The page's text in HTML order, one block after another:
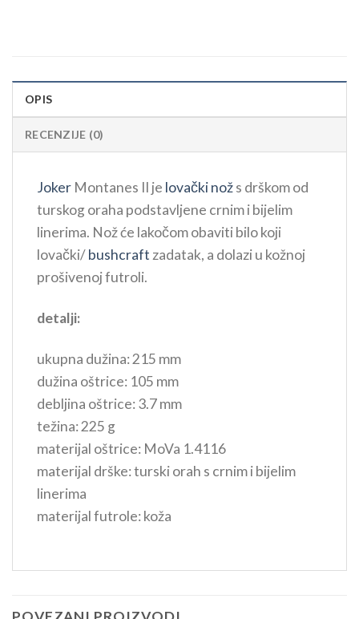
OPIS
RECENZIJE (0)
Joker Montanes II je lovački nožs drškom od
turskog oraha podstavljene crnim i bijelim
linerima. Nož će lakočom obaviti bilo koji
lovački/bushcraft zadatak, a dolazi u kožnoj
prošivenoj futroli.
detalji:
ukupna dužina: 215 mm
dužina oštrice: 105 mm
debljina oštrice: 3.7 mm
težina: 225 g
materijal oštrice: MoVa 1.4116
materijal drške: turski orah s crnim i bijelim
linerima
materijal futrole: koža